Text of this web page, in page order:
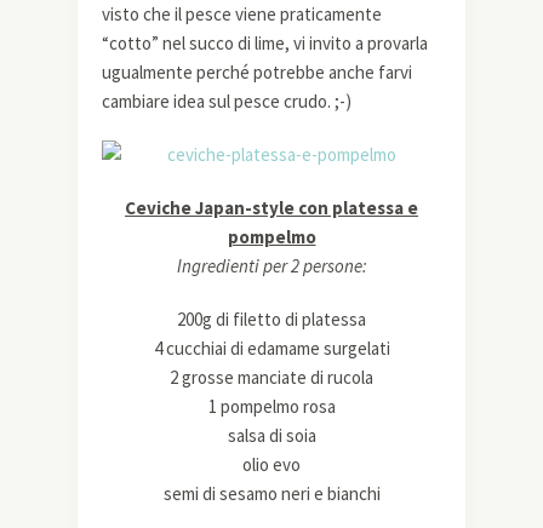
visto che il pesce viene praticamente
“cotto” nel succo di lime, vi invito a provarla
ugualmente perché potrebbe anche farvi
cambiare idea sul pesce crudo. ;-)
Ceviche Japan-style con platessa e
pompelmo
Ingredienti per 2 persone:
200g di filetto di platessa
4 cucchiai di edamame surgelati
2 grosse manciate di rucola
1 pompelmo rosa
salsa di soia
olio evo
semi di sesamo neri e bianchi